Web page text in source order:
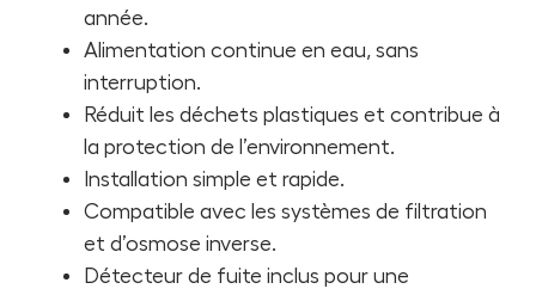
année.
Alimentation continue en eau, sans
interruption.
Réduit les déchets plastiques et contribue à
la protection de l’environnement.
Installation simple et rapide.
Compatible avec les systèmes de filtration
et d’osmose inverse.
Détecteur de fuite inclus pour une